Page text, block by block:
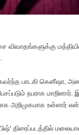
விவாதங்களுக்கு
பாடகி கெனீஷா,
நபராக
அறிமுகமாக உள்ளார்
திரைப்படத்தில்